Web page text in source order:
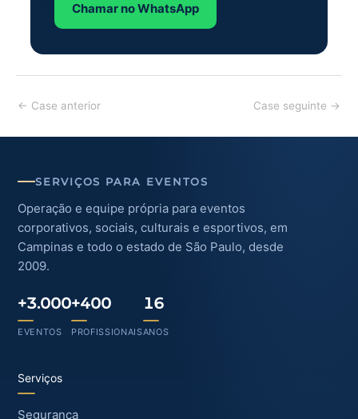
Chamar no WhatsApp
Post
← Case anterior Case seguinte →
SERVIÇOS PARA EVENTOS
Operação e equipe própria para eventos
corporativos, sociais, culturais e esportivos, em
Campinas e todo o estado de São Paulo, desde
2009.
+3.000
EVENTOS
+400
PROFISSIONAIS
16
ANOS
Serviços
Segurança